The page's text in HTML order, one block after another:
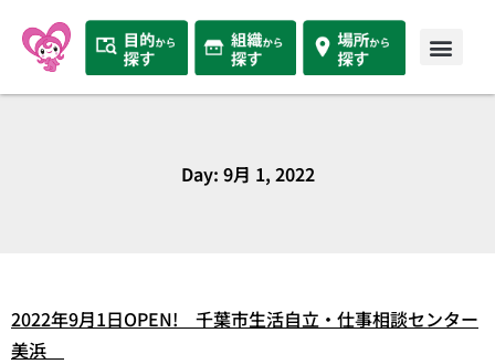
Day: 9月 1, 2022
2022年9月1日OPEN! 千葉市生活自立・仕事相談センター
美浜